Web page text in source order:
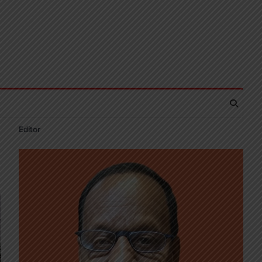
Editor